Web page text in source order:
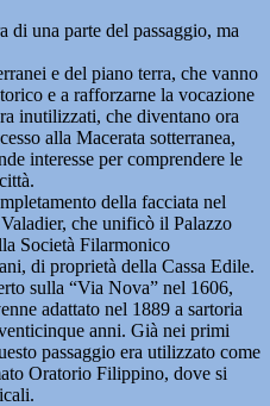
di una parte del passaggio, ma
e del piano terra, che vanno
e a rafforzarne la vocazione
inutilizzati, che diventano ora
alla Macerata sotterranea,
interesse per comprendere le
della facciata nel
che unificò il Palazzo
Società Filarmonico
di proprietà della Cassa Edile.
sulla “Via Nova” nel 1606,
adattato nel 1889 a sartoria
anni. Già nei primi
passaggio era utilizzato come
Oratorio Filippino, dove si